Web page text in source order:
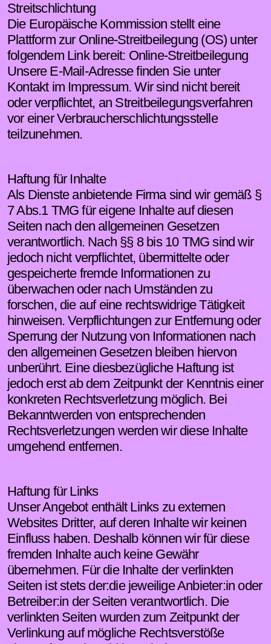
Streitschlichtung
Die Europäische Kommission stellt eine
Plattform zur Online-Streitbeilegung (OS) unter
folgendem Link bereit: Online-Streitbeilegung
Unsere E-Mail-Adresse finden Sie unter
Kontakt im Impressum. Wir sind nicht bereit
oder verpflichtet, an Streitbeilegungsverfahren
vor einer Verbraucherschlichtungsstelle
teilzunehmen.
Haftung für Inhalte
Als Dienste anbietende Firma sind wir gemäß §
7 Abs.1 TMG für eigene Inhalte auf diesen
Seiten nach den allgemeinen Gesetzen
verantwortlich. Nach §§ 8 bis 10 TMG sind wir
jedoch nicht verpflichtet, übermittelte oder
gespeicherte fremde Informationen zu
überwachen oder nach Umständen zu
forschen, die auf eine rechtswidrige Tätigkeit
hinweisen. Verpflichtungen zur Entfernung oder
Sperrung der Nutzung von Informationen nach
den allgemeinen Gesetzen bleiben hiervon
unberührt. Eine diesbezügliche Haftung ist
jedoch erst ab dem Zeitpunkt der Kenntnis einer
konkreten Rechtsverletzung möglich. Bei
Bekanntwerden von entsprechenden
Rechtsverletzungen werden wir diese Inhalte
umgehend entfernen.
Haftung für Links
Unser Angebot enthält Links zu externen
Websites Dritter, auf deren Inhalte wir keinen
Einfluss haben. Deshalb können wir für diese
fremden Inhalte auch keine Gewähr
übernehmen. Für die Inhalte der verlinkten
Seiten ist stets der:die jeweilige Anbieter:in oder
Betreiber:in der Seiten verantwortlich. Die
verlinkten Seiten wurden zum Zeitpunkt der
Verlinkung auf mögliche Rechtsverstöße